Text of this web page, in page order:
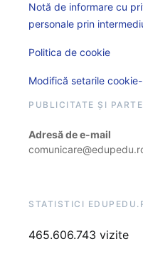
Notă de informare cu
personale prin
Politica de cookie
Modifică setarile
PUBLICITATE ȘI
Adresă de e-mail
STATISTICI
465.606.743 vizite